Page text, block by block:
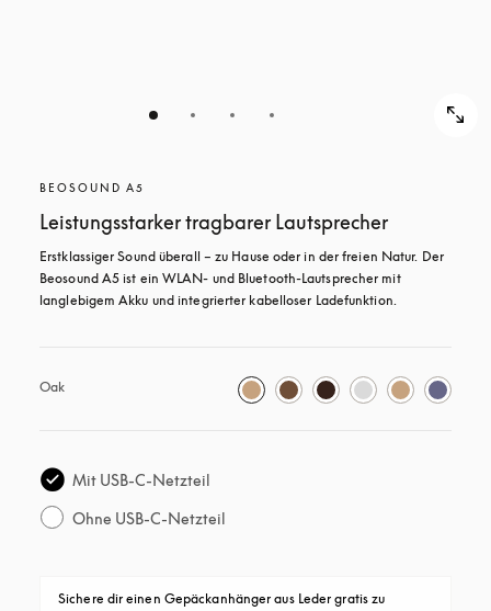
BEOSOUND A5
Leistungsstarker tragbarer Lautsprecher
Erstklassiger Sound überall – zu Hause oder in der freien Natur. Der
Beosound A5 ist ein WLAN- und Bluetooth-Lautsprecher mit
langlebigem Akku und integrierter kabelloser Ladefunktion.
Oak
Mit USB-C-Netzteil
Ohne USB-C-Netzteil
Sichere dir einen Gepäckanhänger aus Leder gratis zu